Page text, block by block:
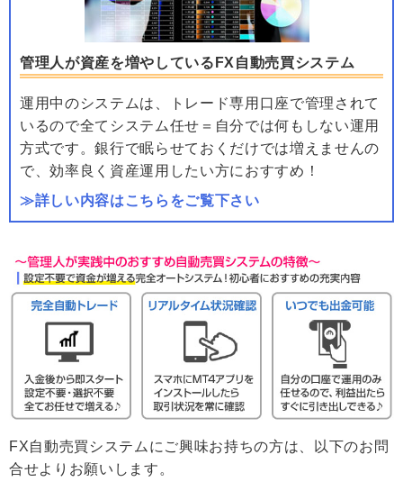
管理人が資産を増やしているFX自動売買システム
運用中のシステムは、トレード専用口座で管理されて
いるので全てシステム任せ＝自分では何もしない運用
方式です。銀行で眠らせておくだけでは増えませんの
で、効率良く資産運用したい方におすすめ！
≫詳しい内容はこちらをご覧下さい
FX自動売買システムにご興味お持ちの方は、以下のお問
合せよりお願いします。